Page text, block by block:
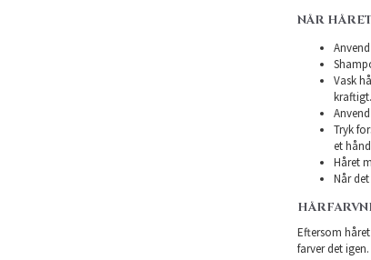
NÅR
Vask
kraftigt.
Tryk
et
Håret
Når
Eftersom
farver det